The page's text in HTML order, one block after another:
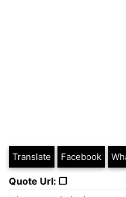
Translate Facebook
Quote Url: ❐